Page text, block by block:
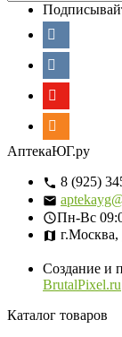
АптекаЮГ.ру
8 (925)
Пн-Вс
г.Москва,
Создание и
BrutalPixel.ru
Каталог товаров